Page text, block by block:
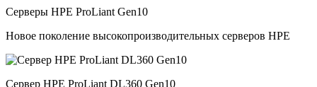
Серверы HPE ProLiant Gen10
Новое поколение высокопроизводительных серверов HPE
Сервер HPE ProLiant DL360 Gen10